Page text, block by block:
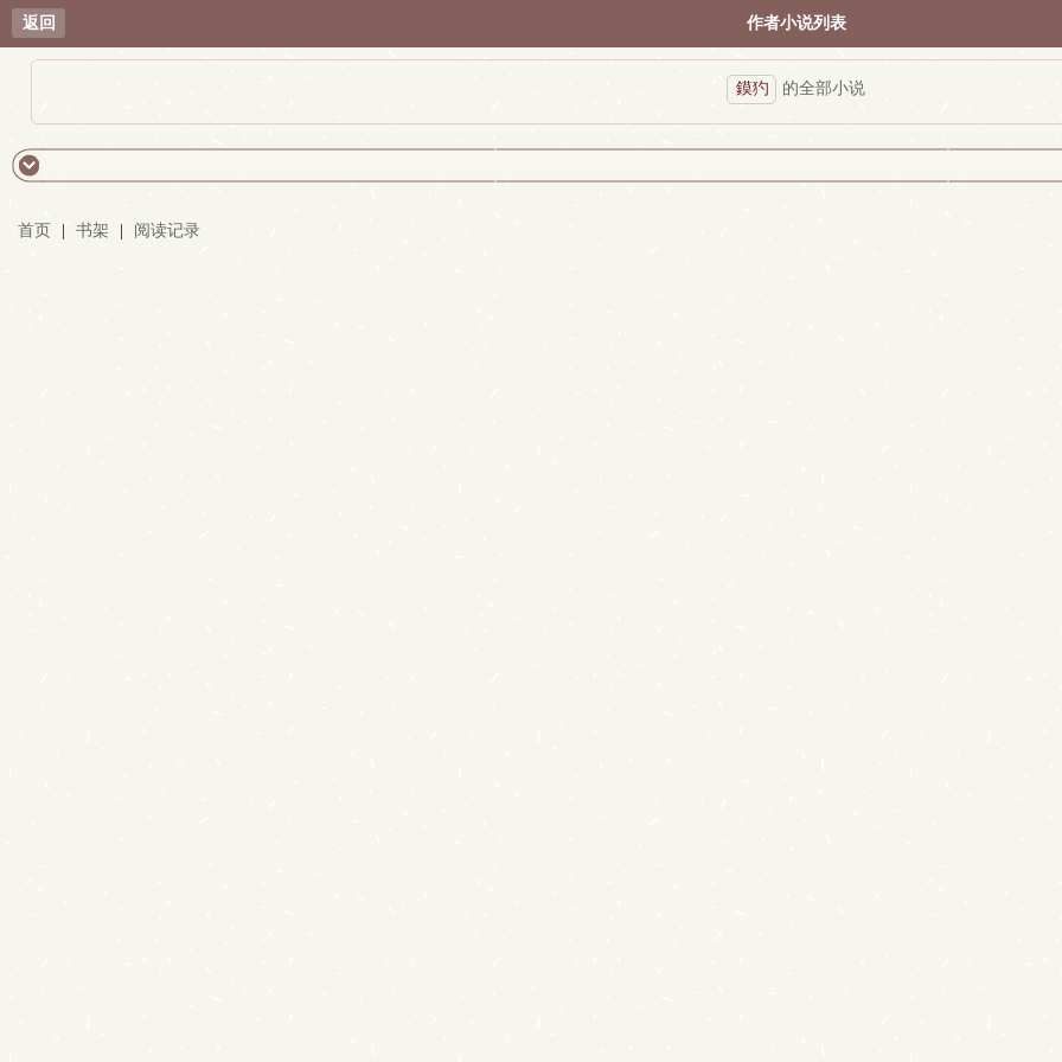
返回 作者小说列表
鏌犳 的全部小说
首页 书架 阅读记录